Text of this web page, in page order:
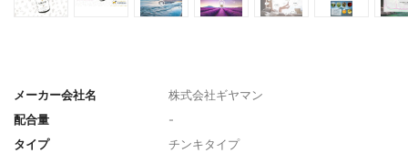
メーカー会社名
株式会社ギヤマン
配合量
-
タイプ
チンキタイプ